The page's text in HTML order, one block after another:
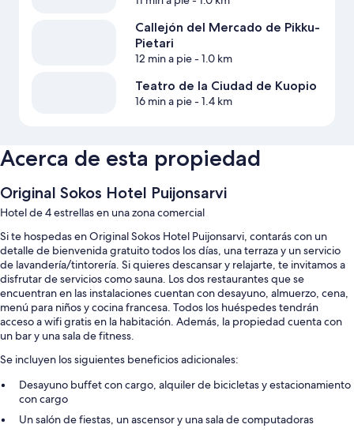
Callejón del Mercado de Pikku-
Pietari
12 min a pie- 1.0 km
Teatro de la Ciudad de Kuopio
16 min a pie- 1.4 km
Acerca de esta propiedad
Original Sokos Hotel Puijonsarvi
Hotel de 4 estrellas en una zona comercial
Si te hospedas en Original Sokos Hotel Puijonsarvi, contarás con un
detalle de bienvenida gratuito todos los días, una terraza y un servicio
de lavandería/tintorería. Si quieres descansar y relajarte, te invitamos a
disfrutar de servicios como sauna. Los dos restaurantes que se
encuentran en las instalaciones cuentan con desayuno, almuerzo, cena,
menú para niños y cocina francesa. Todos los huéspedes tendrán
acceso a wifi gratis en la habitación. Además, la propiedad cuenta con
un bar y una sala de fitness.
Se incluyen los siguientes beneficios adicionales:
Desayuno buffet con cargo, alquiler de bicicletas y estacionamiento
con cargo
Un salón de fiestas, un ascensor y una sala de computadoras